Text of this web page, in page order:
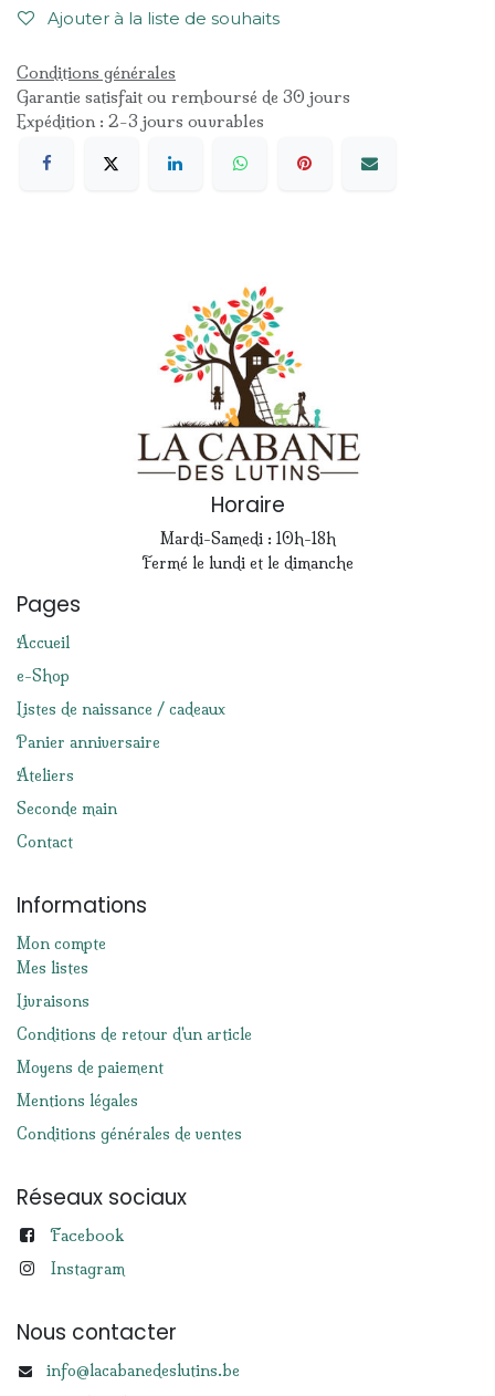
Ajouter à la liste de souhaits
Conditions générales
Garantie satisfait ou remboursé de 30 jours
Expédition : 2-3 jours ouvrables
Horaire
Mardi-Samedi : 10h-18h
Fermé le lundi et le dimanche
Pages
Accueil
e-Shop
Listes de naissance / cadeaux
Panier anniversaire
Ateliers
Seconde main
Contact
Informations
Mon compte
Mes listes
Livraisons
Conditions de retour d'un article
Moyens de paiement
Mentions légales
Conditions générales de ventes
Réseaux sociaux
Facebook
Instagram
Nous contacter
info@lacabanedeslutins.be